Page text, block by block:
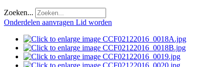
Zoeken...
Onderdelen aanvragen Lid worden